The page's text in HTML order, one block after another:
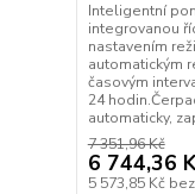
Inteligentní
integrovanou
nastavením
automatickým
časovým
24
automaticky,
7 351,96 Kč
6 744,36
5 573,85 Kč